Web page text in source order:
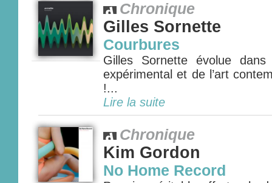
Chronique
Gilles Sornette
Courbures
Gilles Sornette évolue dans
expérimental et de l’art
!...
Lire la suite
Chronique
Kim Gordon
No Home Record